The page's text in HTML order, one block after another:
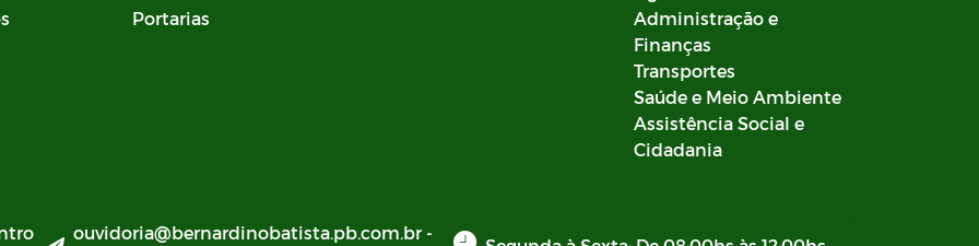
Portarias
Administração e
Finanças
Transportes
Saúde e Meio Ambiente
Assistência Social e
Cidadania
ouvidoria@bernardinobatista.pb.com.br -